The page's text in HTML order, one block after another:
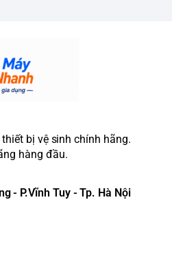
bị vệ sinh chính hãng.
hàng đầu.
- P.Vĩnh Tuy - Tp. Hà Nội